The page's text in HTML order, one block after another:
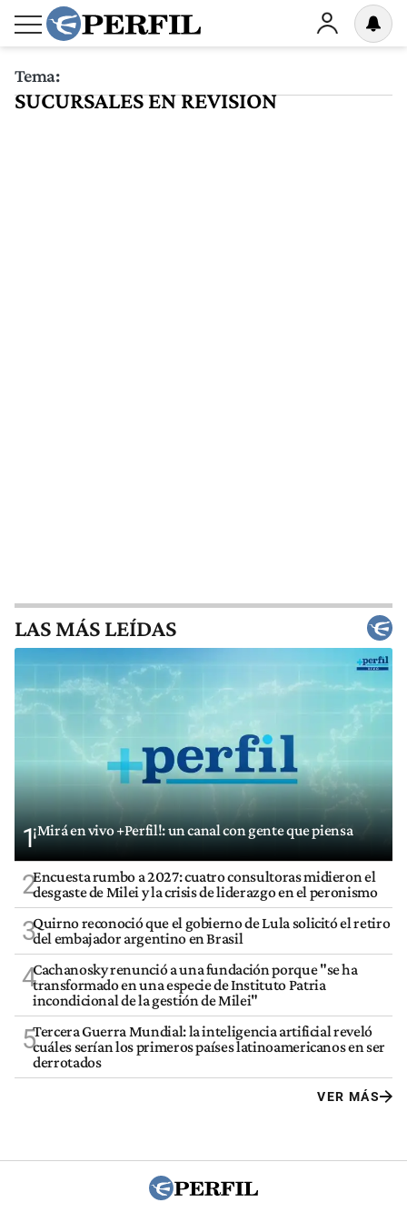
Tema:
SUCURSALES EN REVISION
LAS MÁS LEÍDAS
1¡Mirá en vivo +Perfil!: un canal con gente que piensa
2Encuesta rumbo a 2027: cuatro consultoras midieron el
desgaste de Milei y la crisis de liderazgo en el peronismo
3Quirno reconoció que el gobierno de Lula solicitó el retiro
del embajador argentino en Brasil
4Cachanosky renunció a una fundación porque "se ha
transformado en una especie de Instituto Patria
incondicional de la gestión de Milei"
5Tercera Guerra Mundial: la inteligencia artificial reveló
cuáles serían los primeros países latinoamericanos en ser
derrotados
VER MÁS